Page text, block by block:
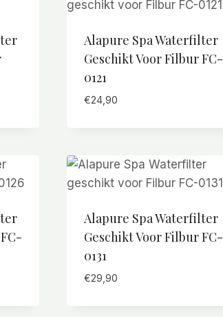
Alapure Spa Waterfilter
Geschikt Voor Filbur FC-
0121
€24,90
Alapure Spa Waterfilter
Geschikt Voor Filbur FC-
0131
€29,90